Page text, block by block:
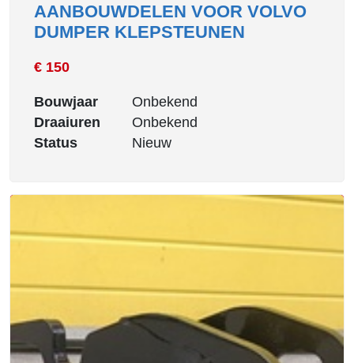
AANBOUWDELEN VOOR VOLVO
DUMPER KLEPSTEUNEN
€ 150
Bouwjaar
Onbekend
Draaiuren
Onbekend
Status
Nieuw